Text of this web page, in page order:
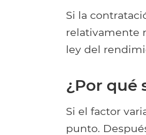
Si la
relativamente
ley del
¿Por qué
Si el factor
punto.